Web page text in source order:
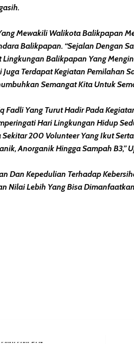
Mewakili Walikota Balikpapan
Balikpapan. “Sejalan Dengan
Balikpapan Yang
Terdapat Kegiatan Pemilahan
Semangat Kita Untuk
Fadli Yang Turut Hadir Pada
Hari Lingkungan Hidup
200 Volunteer Yang Ikut
Anorganik Hingga Sampah B3,”
Dan Kepedulian Terhadap
Nilai Lebih Yang Bisa